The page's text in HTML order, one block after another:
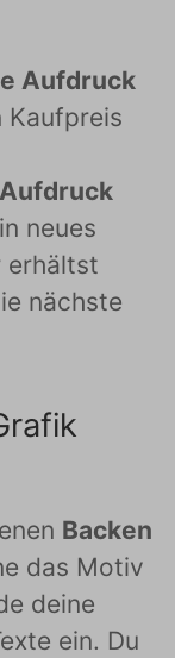
Aufdruck
Kaufpreis
neues
erhältst
nächste
Backen
das Motiv
deine
ein. Du